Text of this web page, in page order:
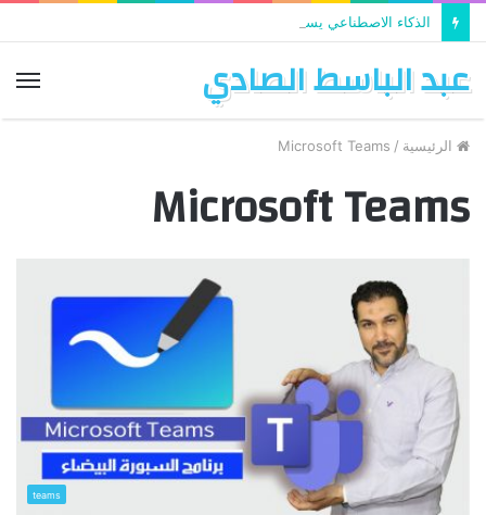
الذكاء الاصطناعي يستخدم في تطوير التعليم
عبد الباسط الصادي
الرئيسية /
Microsoft Teams
Microsoft Teams
teams